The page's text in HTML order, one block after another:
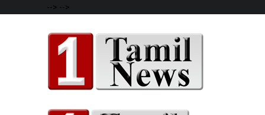
--> -->